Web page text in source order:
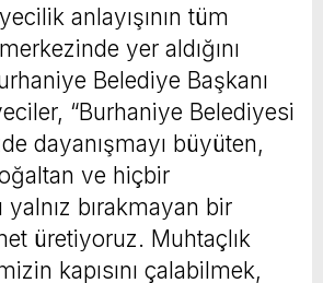
anlayışının tüm
yer aldığını
Belediye Başkanı
“Burhaniye Belediyesi
dayanışmayı büyüten,
ve hiçbir
yalnız bırakmayan bir
üretiyoruz. Muhtaçlık
kapısını çalabilmek,